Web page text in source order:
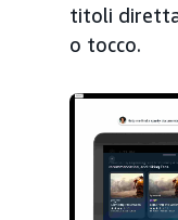
titoli
o tocco.